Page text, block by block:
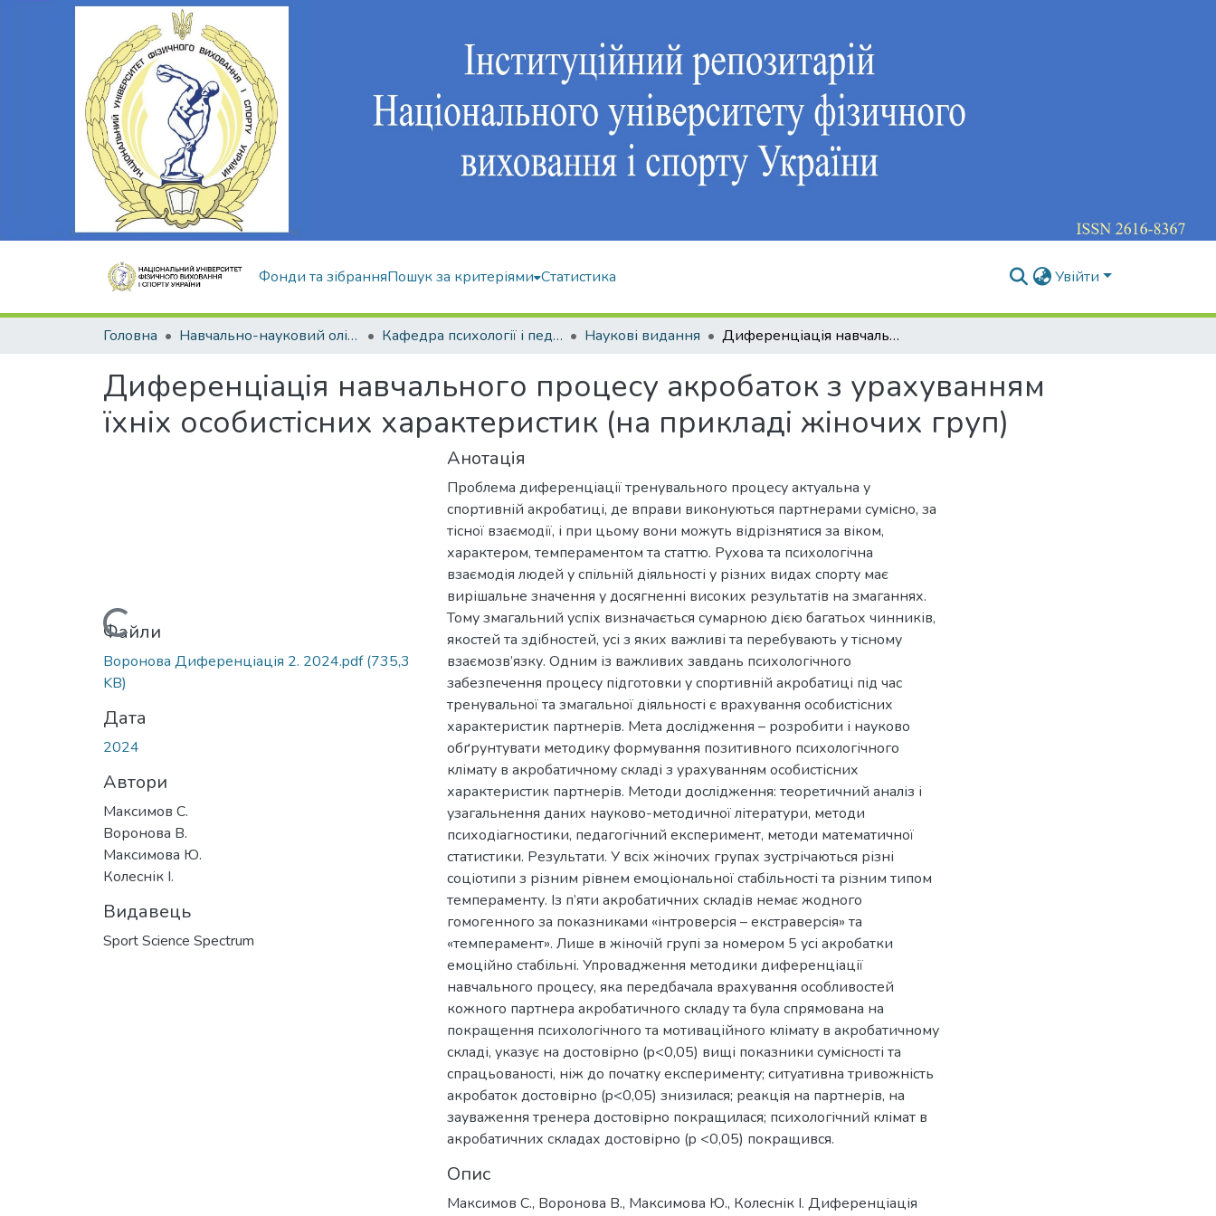
Фонди та зібранняПошук за критеріями Статистика Увійти
Головна Навчально-науковий олімпійський інститут Кафедра психології і педагогіки Наукові видання Диференціація навчального процесу акробаток з урахуванням їхніх особистісних характеристик (на прикладі жіночих груп)
Диференціація навчального процесу акробаток з урахуванням
їхніх особистісних характеристик (на прикладі жіночих груп)
Вантажиться...Файли
Воронова Диференціація 2. 2024.pdf(735,3
KB)
Дата
2024
Автори
Максимов С.
Воронова В.
Максимова Ю.
Колеснік І.
Видавець
Sport Science Spectrum
Анотація
Проблема диференціації тренувального процесу актуальна у
спортивній акробатиці, де вправи виконуються партнерами сумісно, за
тісної взаємодії, і при цьому вони можуть відрізнятися за віком,
характером, темпераментом та статтю. Рухова та психологічна
взаємодія людей у спільній діяльності у різних видах спорту має
вирішальне значення у досягненні високих результатів на змаганнях.
Тому змагальний успіх визначається сумарною дією багатьох чинників,
якостей та здібностей, усі з яких важливі та перебувають у тісному
взаємозв’язку. Одним із важливих завдань психологічного
забезпечення процесу підготовки у спортивній акробатиці під час
тренувальної та змагальної діяльності є врахування особистісних
характеристик партнерів. Мета дослідження – розробити і науково
обґрунтувати методику формування позитивного психологічного
клімату в акробатичному складі з урахуванням особистісних
характеристик партнерів. Методи дослідження: теоретичний аналіз і
узагальнення даних науково-методичної літератури, методи
психодіагностики, педагогічний експеримент, методи математичної
статистики. Результати. У всіх жіночих групах зустрічаються різні
соціотипи з різним рівнем емоціональної стабільності та різним типом
темпераменту. Із п’яти акробатичних складів немає жодного
гомогенного за показниками «інтроверсія – екстраверсія» та
«темперамент». Лише в жіночій групі за номером 5 усі акробатки
емоційно стабільні. Упровадження методики диференціації
навчального процесу, яка передбачала врахування особливостей
кожного партнера акробатичного складу та була спрямована на
покращення психологічного та мотиваційного клімату в акробатичному
складі, указує на достовірно (p<0,05) вищі показники сумісності та
спрацьованості, ніж до початку експерименту; ситуативна тривожність
акробаток достовірно (p<0,05) знизилася; реакція на партнерів, на
зауваження тренера достовірно покращилася; психологічний клімат в
акробатичних складах достовірно (p <0,05) покращився.
Опис
Максимов С., Воронова В., Максимова Ю., Колеснік І. Диференціація